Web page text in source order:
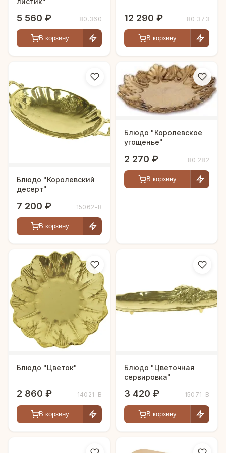
5 560 ₽ 80.360
В корзину
12 290 ₽ 80.373
В корзину
Блюдо "Королевский
десерт"
7 200 ₽ 15062-В
В корзину
Блюдо "Королевское
угощенье"
2 270 ₽ 80.282
В корзину
Блюдо "Цветок"
2 860 ₽ 14021-В
В корзину
Блюдо "Цветочная
сервировка"
3 420 ₽ 15071-В
В корзину